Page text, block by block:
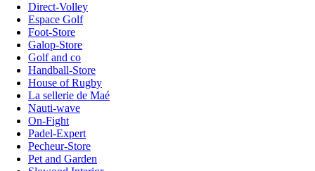
Direct-Volley
Espace Golf
Foot-Store
Galop-Store
Golf and co
Handball-Store
House of Rugby
La sellerie de Maé
Nauti-wave
On-Fight
Padel-Expert
Pecheur-Store
Pet and Garden